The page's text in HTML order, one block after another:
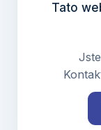
Tato